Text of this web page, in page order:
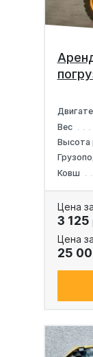
Вес
Высота
Ковш
Цена
3 125
Цена
25